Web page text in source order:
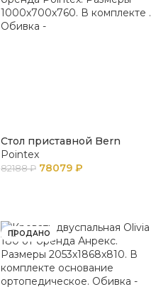
Стол приставной Bern
Pointex
82188₽ 78079 ₽
ПРОДАНО